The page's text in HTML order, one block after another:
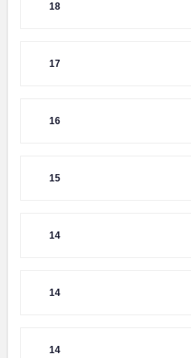
18
17
16
15
14
14
14